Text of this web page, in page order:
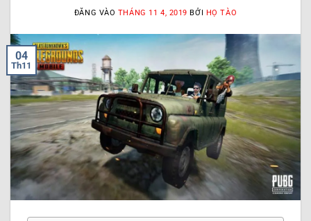
ĐĂNG VÀO THÁNG 11 4, 2019 BỞI HỌ TÀO
04
Th11